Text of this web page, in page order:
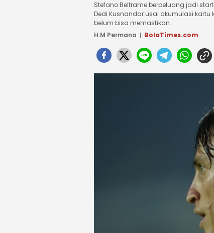
Stefano Beltrame berpeluang jadi
Dedi Kusnandar usai akumulasi kartu
belum bisa memastikan.
H.M Permana
BolaTimes.com